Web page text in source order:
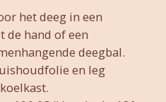
het deeg in een
de hand of een
deegbal.
en leg